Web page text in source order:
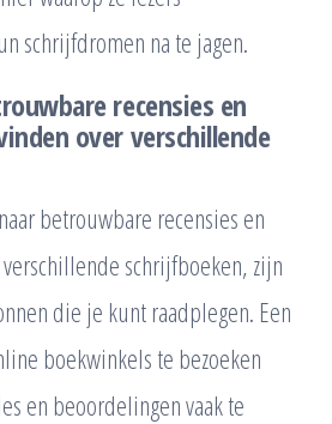
schrijfdromen na te jagen.
recensies en
over verschillende
betrouwbare recensies en
schrijfboeken, zijn
die je kunt raadplegen. Een
boekwinkels te bezoeken
en beoordelingen vaak te